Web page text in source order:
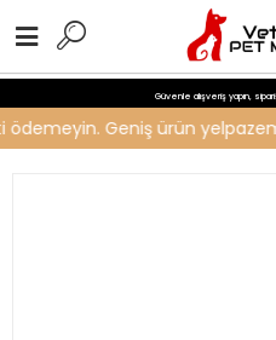
Güvenle alışveriş yapın,
Geniş ürün